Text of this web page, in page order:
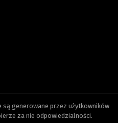
generowane przez użytkowników
za nie odpowiedzialności.